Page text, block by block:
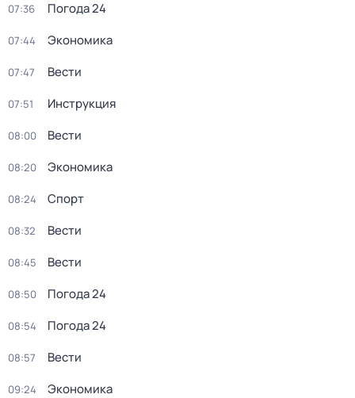
07:36 Погода 24
07:44 Экономика
07:47 Вести
07:51 Инструкция
08:00 Вести
08:20 Экономика
08:24 Спорт
08:32 Вести
08:45 Вести
08:50 Погода 24
08:54 Погода 24
08:57 Вести
09:24 Экономика